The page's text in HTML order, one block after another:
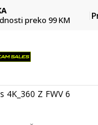
preko 99 KM
4K_360 Z FWV 6